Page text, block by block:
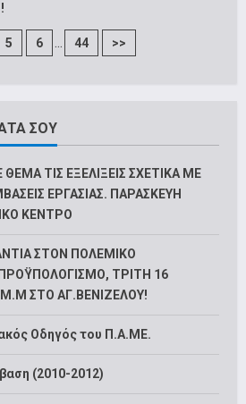
5 6 ... 44 >>
ΣΟΥ
ΤΙΣ ΕΞΕΛΙΞΕΙΣ ΣΧΕΤΙΚΑ ΜΕ
ΕΡΓΑΣΙΑΣ. ΠΑΡΑΣΚΕΥΗ
ΚΕΝΤΡΟ
ΣΤΟΝ ΠΟΛΕΜΙΚΟ
ΤΡΙΤΗ 16
ΣΤΟ ΑΓ.ΒΕΝΙΖΕΛΟΥ!
Οδηγός του Π.Α.ΜΕ.
(2010-2012)